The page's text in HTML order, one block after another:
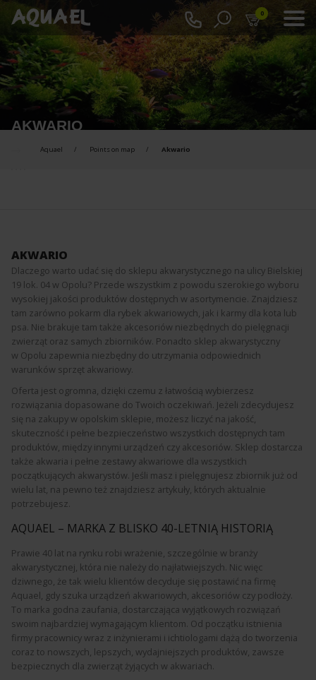
0
AKWARIO
Aquael Points on map Akwario
AKWARIO
Dlaczego warto udać się do sklepu akwarystycznego na ulicy Bielskiej
19 lok. 04 w Opolu? Przede wszystkim z powodu szerokiego wyboru
wysokiej jakości produktów dostępnych w asortymencie. Znajdziesz
tam zarówno pokarm dla rybek akwariowych, jak i karmy dla kota lub
psa. Nie brakuje tam także akcesoriów niezbędnych do pielęgnacji
zwierząt oraz samych zbiorników. Ponadto sklep akwarystyczny
w Opolu zapewnia niezbędny do utrzymania odpowiednich
warunków sprzęt akwariowy.
Oferta jest ogromna, dzięki czemu z łatwością wybierzesz
rozwiązania dopasowane do Twoich oczekiwań. Jeżeli zdecydujesz
się na zakupy w opolskim sklepie, możesz liczyć na jakość,
skuteczność i pełne bezpieczeństwo wszystkich dostępnych tam
produktów, między innymi urządzeń czy akcesoriów. Sklep dostarcza
także akwaria i pełne zestawy akwariowe dla wszystkich
początkujących akwarystów. Jeśli masz i pielęgnujesz zbiornik już od
wielu lat, na pewno też znajdziesz artykuły, których aktualnie
potrzebujesz.
AQUAEL – MARKA Z BLISKO 40-LETNIĄ HISTORIĄ
Prawie 40 lat na rynku robi wrażenie, szczególnie w branży
akwarystycznej, która nie należy do najłatwiejszych. Nic więc
dziwnego, że tak wielu klientów decyduje się postawić na firmę
Aquael, gdy szuka urządzeń akwariowych, akcesoriów czy podłoży.
To marka godna zaufania, dostarczająca wyjątkowych rozwiązań
swoim najbardziej wymagającym klientom. Od początku istnienia
firmy pracownicy wraz z inżynierami i ichtiologami dążą do tworzenia
coraz to nowszych, lepszych, wydajniejszych produktów, zawsze
bezpiecznych dla zwierząt żyjących w akwariach.